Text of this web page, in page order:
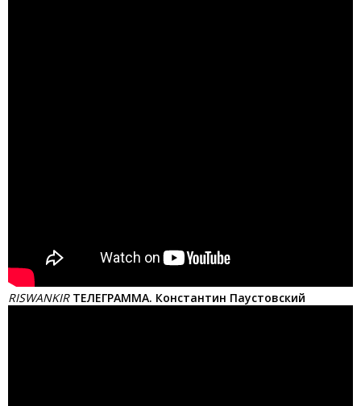
RISWANKIR ТЕЛЕГРАММА. Константин Паустовский